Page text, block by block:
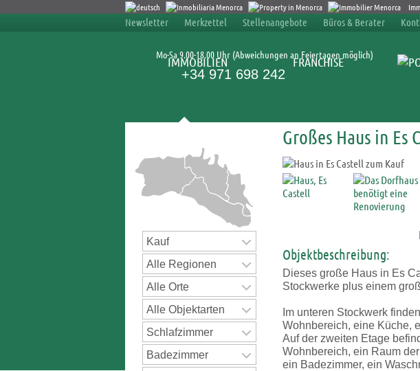
Newsletter Merkzettel Stellenangebote Büros & Berater
Mo-Sa 9.00-18.00 Uhr (Abweichungen an Feiertagen möglich)
+34 971 698 242
IMMOBILIEN FRANCHISE
Großes Haus in Es
Objektbeschreibung:
Dieses große Haus in Es
Stockwerke plus einem
Im unteren Stockwerk
Wohnbereich, eine Küche,
Auf der zweiten Etage
Wohnbereich, ein Raum
ein Badezimmer, ein
Kauf
Alle Regionen
Alle Orte
Alle Objektarten
Schlafzimmer
Badezimmer